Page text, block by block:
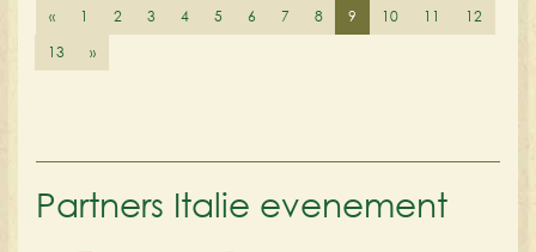
« 1 2 3 4 5 6 7 8 9 10 11
12
13
»
Partners Italie evenement